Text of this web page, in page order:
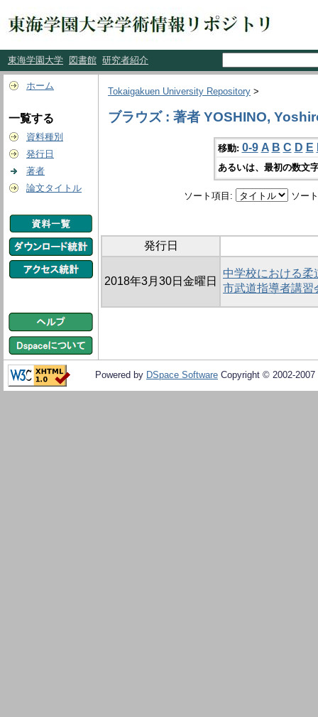
東海学園大学 図書館 研究者紹介
ホーム
一覧する
資料種別
発行日
著者
論文タイトル
Tokaigakuen University Repository >
ブラウズ : 著者 YOSHINO,
移動: 0-9 A B C D E
あるいは、最初の数文
ソート項目: ソー
発行日
2018年3月30日金曜日
中学校における
市武道指導者講
Powered by DSpace Software Copyright © 2002-2007